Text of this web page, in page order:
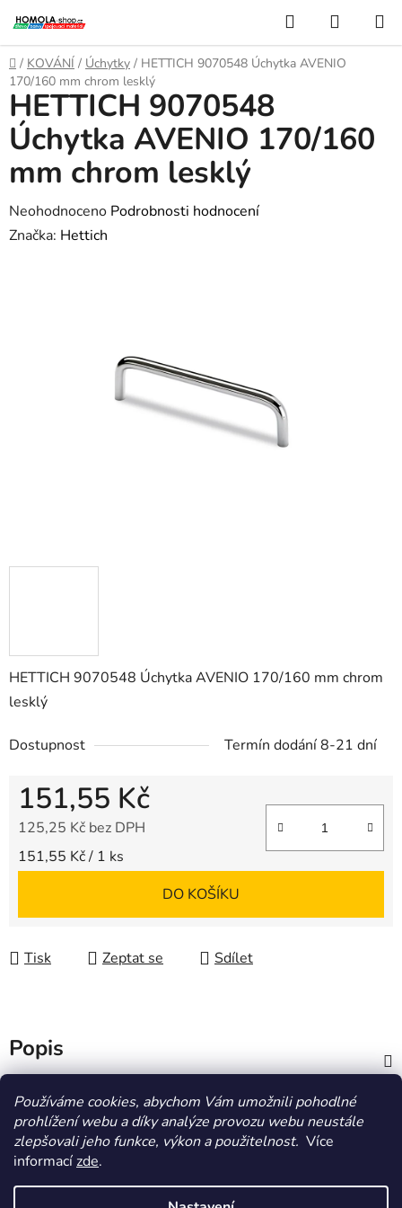
Používáme cookies, abychom Vám umožnili pohodlné
prohlížení webu a díky analýze provozu webu neustále
zlepšovali jeho funkce, výkon a použitelnost. Více
informacízde.
na
obsah
Hledat
KOŠÍK
Domů
/ KOVÁNÍ / Úchytky / HETTICH 9070548 Úchytka AVENIO
170/160 mm chrom lesklý
HETTICH 9070548 Úchytka AVENIO 170/160 mm chrom
lesklý
Dostupnost Termín dodání 8-21 dní
151,55 Kč
125,25 Kč bez DPH
Měrná cena:
151,55 Kč / 1 ks
DO KOŠÍKU
Tisk Zeptat se Sdílet
HETTICH 9070548
Úchytka AVENIO 170/160
mm chrom lesklý
Průměrné
hodnocení
Neohodnoceno Podrobnosti hodnocení
Značka: Hettich
Popis
Diskuze
HOMOLA-shop.cz ZDE NAJDETE VÝDEJNÍ MÍSTO